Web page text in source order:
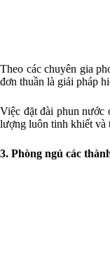
Theo các chuyên gia
đơn thuần là giải pháp
Việc đặt đài phun nước
lượng luôn tinh khiết và
3. Phòng ngủ các